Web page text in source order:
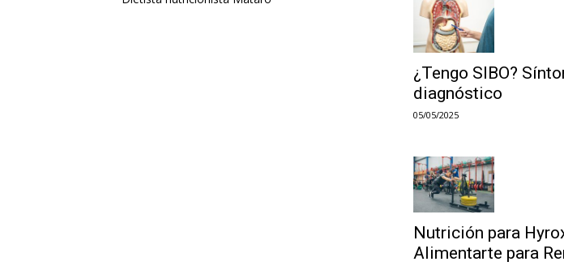
¿Tengo SIBO?
diagnóstico
05/05/2025
Nutrición para
Alimentarte para